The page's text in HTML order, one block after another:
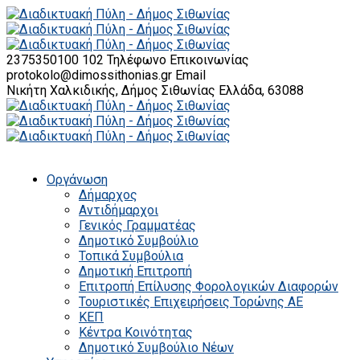
2375350100 102 Τηλέφωνο Επικοινωνίας
protokolo@dimossithonias.gr Email
Νικήτη Χαλκιδικής, Δήμος Σιθωνίας Ελλάδα, 63088
Οργάνωση
Δήμαρχος
Αντιδήμαρχοι
Γενικός Γραμματέας
Δημοτικό Συμβούλιο
Τοπικά Συμβούλια
Δημοτική Επιτροπή
Επιτροπή Επίλυσης Φορολογικών Διαφορών
Τουριστικές Επιχειρήσεις Τορώνης ΑΕ
ΚΕΠ
Κέντρα Κοινότητας
Δημοτικό Συμβούλιο Νέων